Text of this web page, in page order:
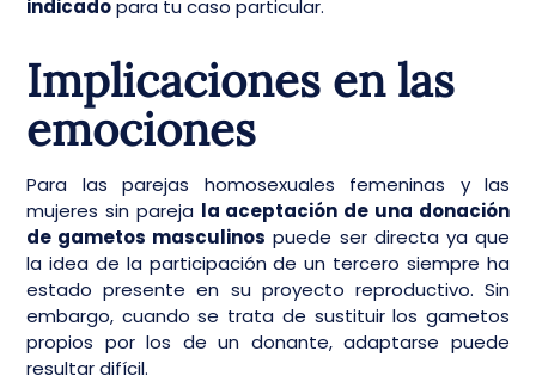
indicadopara tu caso particular.
Implicaciones en las
emociones
Para las parejas homosexuales femeninas y las
mujeres sin pareja la aceptación de una donación
de gametos masculinos puede ser directa ya que
la idea de la participación de un tercero siempre ha
estado presente en su proyecto reproductivo. Sin
embargo, cuando se trata de sustituir los gametos
propios por los de un donante, adaptarse puede
resultar difícil.